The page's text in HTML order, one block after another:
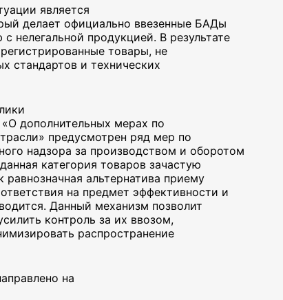
является
делает официально ввезенные БАДы
нелегальной продукцией. В результате
товары, не
стандартов и технических
дополнительных мерах по
предусмотрен ряд мер по
надзора за производством и оборотом
категория товаров зачастую
альтернатива приему
на предмет эффективности и
Данный механизм позволит
контроль за их ввозом,
распространение
на